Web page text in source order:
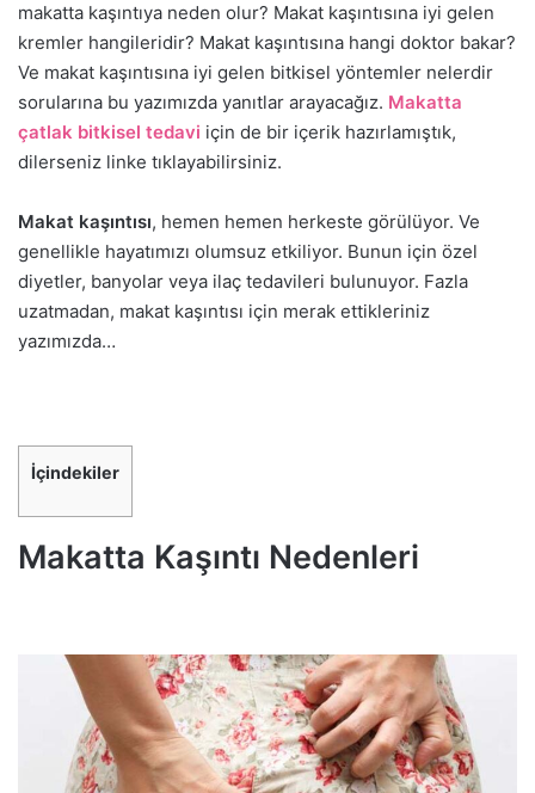
makatta kaşıntıya neden olur? Makat kaşıntısına iyi gelen
kremler hangileridir? Makat kaşıntısına hangi doktor bakar?
Ve makat kaşıntısına iyi gelen bitkisel yöntemler nelerdir
sorularına bu yazımızda yanıtlar arayacağız. Makatta
çatlak bitkisel tedavi için de bir içerik hazırlamıştık,
dilerseniz linke tıklayabilirsiniz.
Makat kaşıntısı, hemen hemen herkeste görülüyor. Ve
genellikle hayatımızı olumsuz etkiliyor. Bunun için özel
diyetler, banyolar veya ilaç tedavileri bulunuyor. Fazla
uzatmadan, makat kaşıntısı için merak ettikleriniz
yazımızda…
İçindekiler
Makatta Kaşıntı Nedenleri